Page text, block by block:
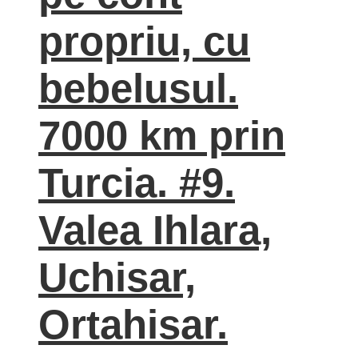
propriu, cu
bebelusul.
7000 km prin
Turcia. #9.
Valea Ihlara,
Uchisar,
Ortahisar.